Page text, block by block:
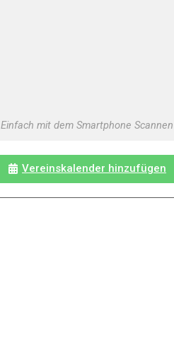
Einfach mit dem Smartphone Scannen
Vereinskalender hinzufügen